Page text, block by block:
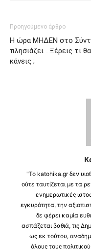
Προηγούμενο άρθρο
Η ώρα ΜΗΔΕΝ στο
πλησιάζει …Ξέρεις τι θα
κάνεις ;
"Το katohika.gr δεν
ούτε ταυτίζεται με τα
ενημερωτικές
εγκυρότητα, την
δε φέρει καμία
ασπάζεται βαθιά, τις
ως εκ τούτου,
όλους τους